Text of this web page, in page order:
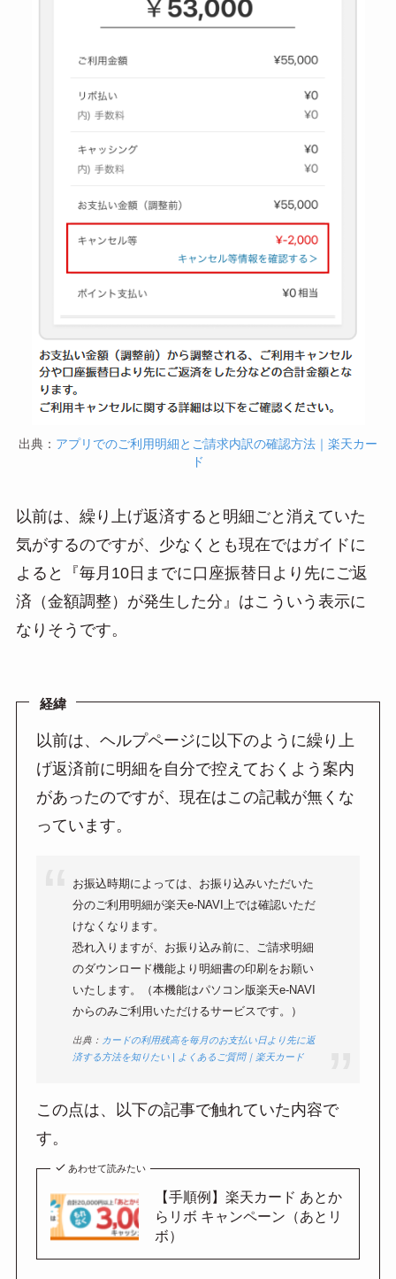
出典： アプリでのご利用明細とご請求内訳の確認方法｜楽天カー
ド
以前は、繰り上げ返済すると明細ごと消えていた
気がするのですが、少なくとも現在ではガイドに
よると『毎月10日までに口座振替日より先にご返
済（金額調整）が発生した分』はこういう表示に
なりそうです。
経緯
以前は、ヘルプページに以下のように繰り上
げ返済前に明細を自分で控えておくよう案内
があったのですが、現在はこの記載が無くな
っています。
お振込時期によっては、お振り込みいただいた
分のご利用明細が楽天e-NAVI上では確認いただ
けなくなります。
恐れ入りますが、お振り込み前に、ご請求明細
のダウンロード機能より明細書の印刷をお願い
いたします。（本機能はパソコン版楽天e-NAVI
からのみご利用いただけるサービスです。）
出典： カードの利用残高を毎月のお支払い日より先に返
済する方法を知りたい | よくあるご質問｜楽天カード
この点は、以下の記事で触れていた内容で
す。
あわせて読みたい
【手順例】楽天カード あとか
らリボ キャンペーン（あとリ
ボ）